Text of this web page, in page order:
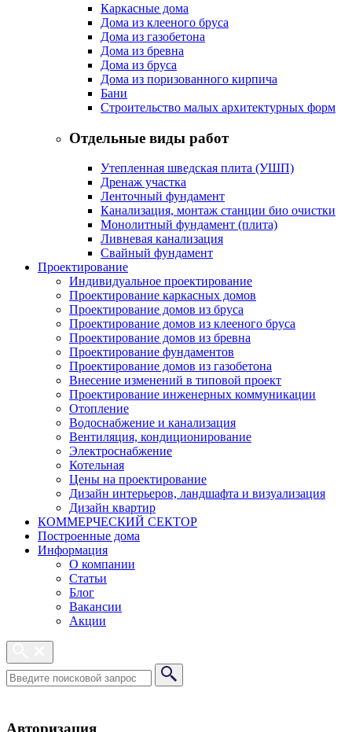
Каркасные дома
Дома из клееного бруса
Дома из газобетона
Дома из бревна
Дома из бруса
Дома из поризованного кирпича
Бани
Строительство малых архитектурных форм
Отдельные виды работ
Утепленная шведская плита (УШП)
Дренаж участка
Ленточный фундамент
Канализация, монтаж станции био очистки
Монолитный фундамент (плита)
Ливневая канализация
Свайный фундамент
Проектирование
Индивидуальное проектирование
Проектирование каркасных домов
Проектирование домов из бруса
Проектирование домов из клееного бруса
Проектирование домов из бревна
Проектирование фундаментов
Проектирование домов из газобетона
Внесение изменений в типовой проект
Проектирование инженерных коммуникации
Отопление
Водоснабжение и канализация
Вентиляция, кондиционирование
Электроснабжение
Котельная
Цены на проектирование
Дизайн интерьеров, ландшафта и визуализация
Дизайн квартир
КОММЕРЧЕСКИЙ СЕКТОР
Построенные дома
Информация
О компании
Статьи
Блог
Вакансии
Акции
Авторизация